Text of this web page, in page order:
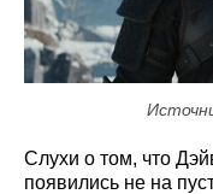
Слухи о том, что
появились не на